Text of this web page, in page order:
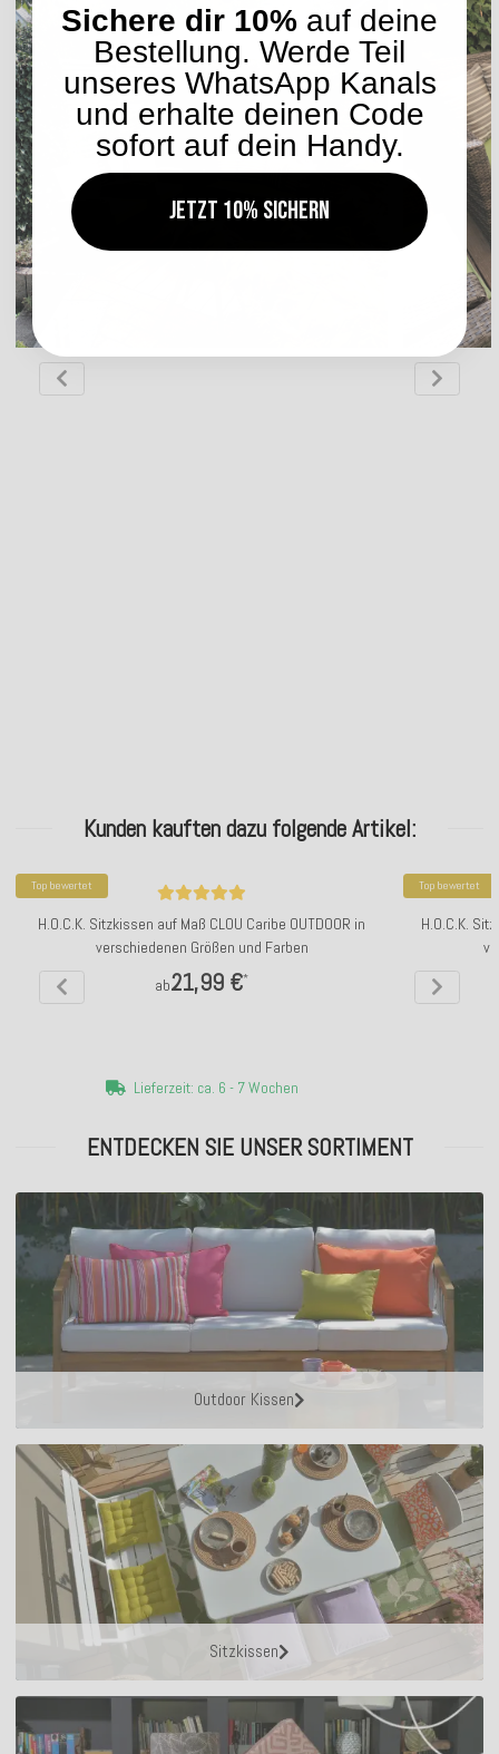
Kunden kauften dazu folgende Artikel:
Top bewertet
H.O.C.K. Sitzkissen auf Maß CLOU Caribe OUTDOOR in
verschiedenen Größen und Farben
ab21,99 €*
Lieferzeit: ca. 6 - 7 Wochen
Top bewertet
H.O.C.K.
ENTDECKEN SIE UNSER SORTIMENT
Outdoor Kissen
Sitzkissen
Sichere dir 10% auf deine
Bestellung. Werde Teil
unseres WhatsApp Kanals
und erhalte deinen Code
sofort auf dein Handy.
Jetzt 10% sichern